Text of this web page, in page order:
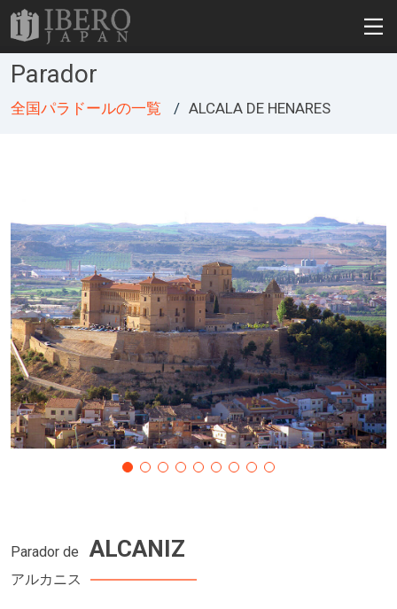
Parador
全国パラドールの一覧 ALCALA DE HENARES
Parador de ALCANIZ
アルカニス